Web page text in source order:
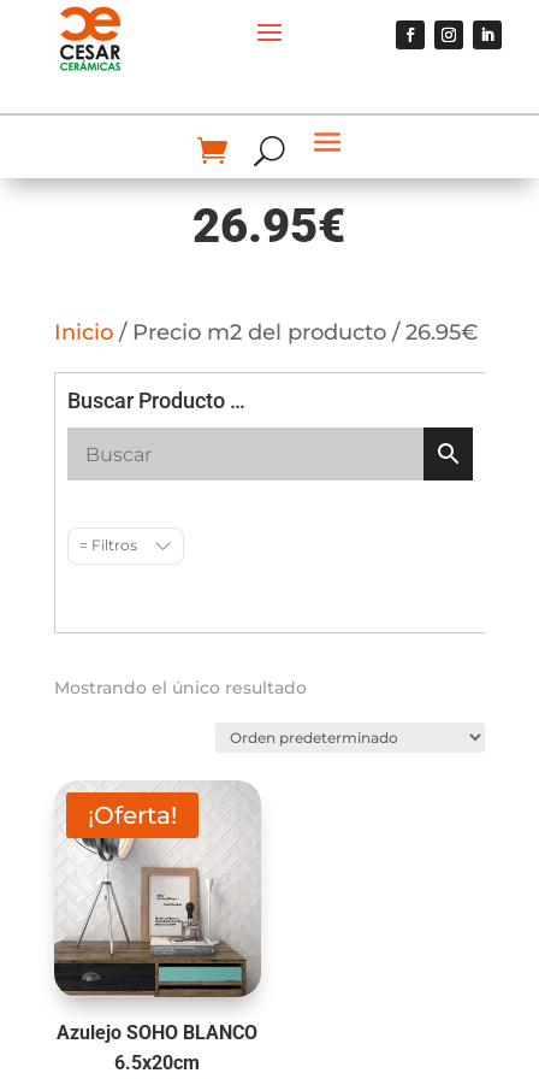
26.95€
Inicio/ Precio m2 del producto / 26.95€
Buscar Producto …
= Filtros
Mostrando el único resultado
¡Oferta!
Azulejo SOHO BLANCO
6.5x20cm